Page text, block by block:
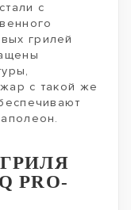
с
грилей
с такой же
PRO-